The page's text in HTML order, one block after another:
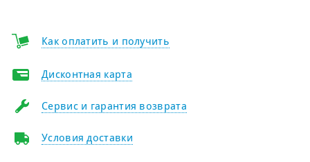
Как оплатить и получить
Дисконтная карта
Сервис и гарантия возврата
Условия доставки